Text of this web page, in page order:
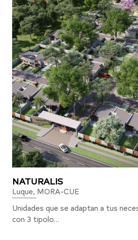
NATURALIS
Luque, MORA-CUE
Unidades que se adaptan a tus
con 3 tipolo…